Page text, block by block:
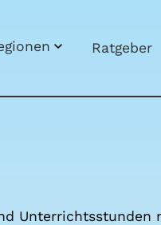
Rat­ge­ber
Unter­richts­stun­den